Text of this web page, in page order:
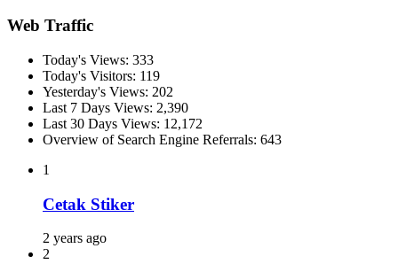
Web Traffic
Today's Views: 333
Today's Visitors: 119
Yesterday's Views: 202
Last 7 Days Views: 2,390
Last 30 Days Views: 12,172
Overview of Search Engine Referrals: 643
1
Cetak Stiker
2 years ago
2